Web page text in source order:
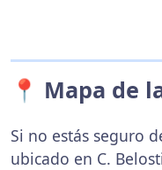
📍 Mapa de
Si no estás seguro
ubicado en C.